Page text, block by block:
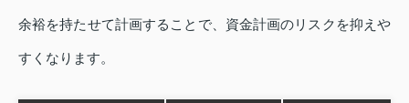
余裕を持たせて計画することで、資金計画のリスクを抑えや
すくなります。